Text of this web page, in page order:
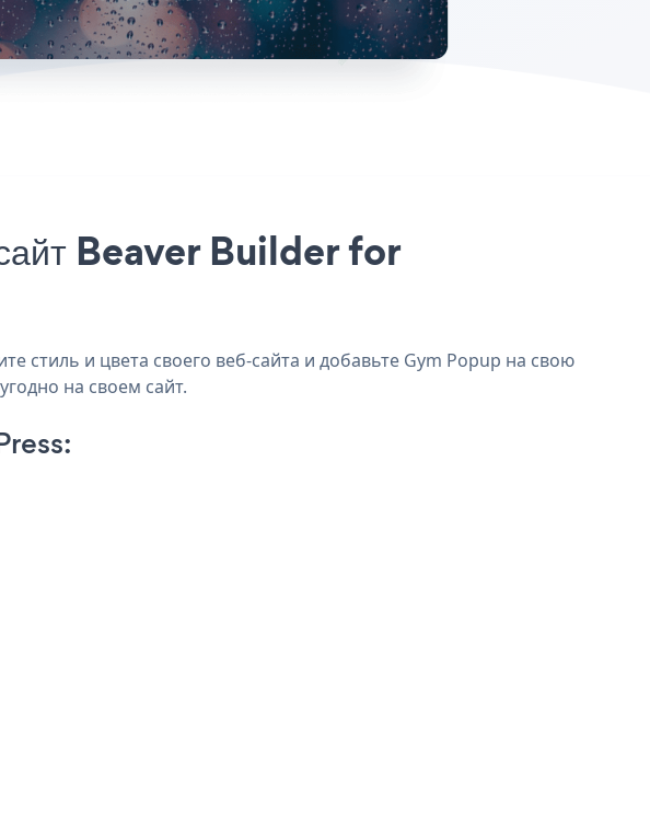
Beaver Builder for
стиль и цвета своего веб-сайта и добавьте Gym Popup на свою
на своем сайт.